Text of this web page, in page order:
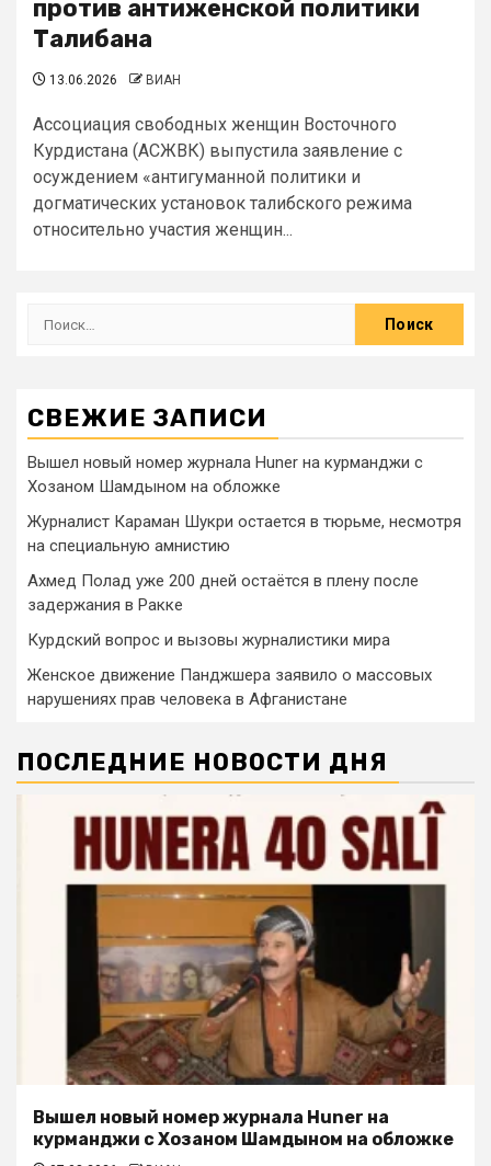
против антиженской политики
Талибана
13.06.2026 ВИАН
Ассоциация свободных женщин Восточного
Курдистана (АСЖВК) выпустила заявление с
осуждением «антигуманной политики и
догматических установок талибского режима
относительно участия женщин...
СВЕЖИЕ ЗАПИСИ
Вышел новый номер журнала Huner на курманджи с
Хозаном Шамдыном на обложке
Журналист Караман Шукри остается в тюрьме, несмотря
на специальную амнистию
Ахмед Полад уже 200 дней остаётся в плену после
задержания в Ракке
Курдский вопрос и вызовы журналистики мира
Женское движение Панджшера заявило о массовых
нарушениях прав человека в Афганистане
ПОСЛЕДНИЕ НОВОСТИ ДНЯ
Вышел новый номер журнала Huner на
курманджи с Хозаном Шамдыном на обложке